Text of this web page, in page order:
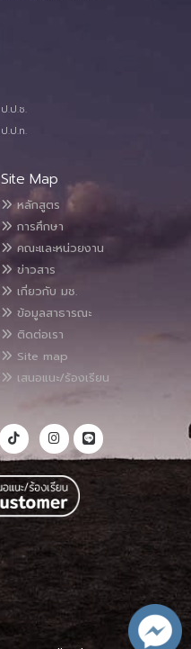
.ป.ช.
.ป.ท.
Site Map
หลักสูตร
การศึกษา
คณะและหน่วยงาน
ข่าวสาร
เกี่ยวกับ มช.
ข้อมูลสาธารณะ
ติดต่อเรา
Site map
เสนอแนะ/ร้องเรียน